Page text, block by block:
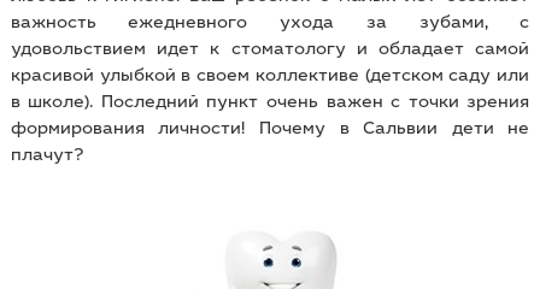
важность ежедневного ухода за зубами, с
удовольствием идет к стоматологу и обладает самой
красивой улыбкой в своем коллективе (детском саду или
в школе). Последний пункт очень важен с точки зрения
формирования личности! Почему в Сальвии дети не
плачут?